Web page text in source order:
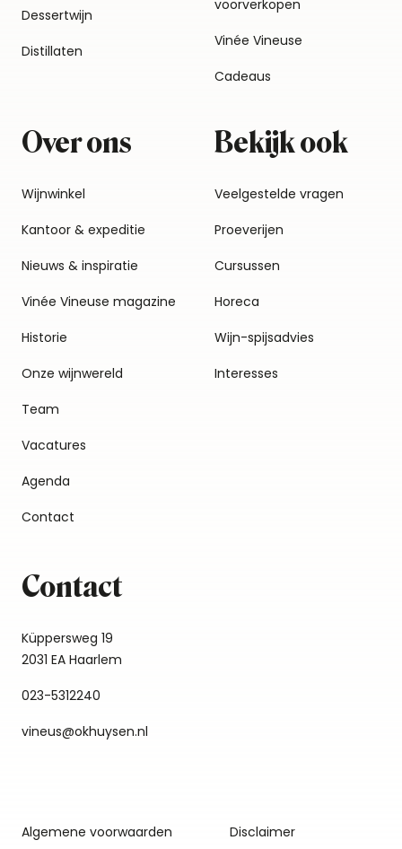
Dessertwijn
Distillaten
voorverkopen
Vinée Vineuse
Cadeaus
Over ons
Wijnwinkel
Kantoor & expeditie
Nieuws & inspiratie
Vinée Vineuse magazine
Historie
Onze wijnwereld
Team
Vacatures
Agenda
Contact
Bekijk ook
Veelgestelde vragen
Proeverijen
Cursussen
Horeca
Wijn-spijsadvies
Interesses
Contact
Küppersweg 19
2031 EA Haarlem
023-5312240
vineus@okhuysen.nl
Algemene voorwaarden Disclaimer